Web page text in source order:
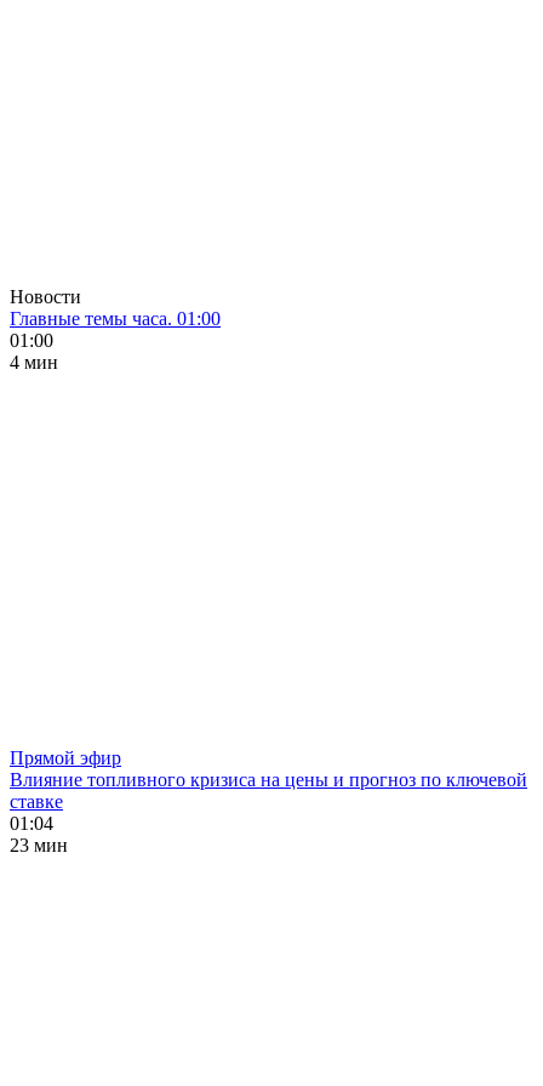
Новости
Главные темы часа. 01:00
01:00
4 мин
Прямой эфир
Влияние топливного кризиса на цены и прогноз по ключевой
ставке
01:04
23 мин